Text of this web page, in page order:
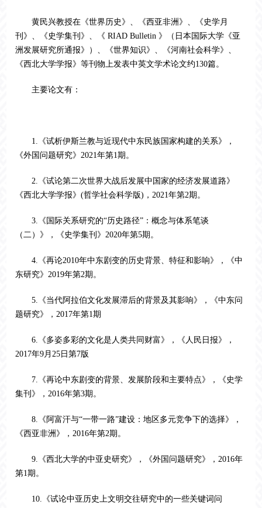
黄民兴教授在《世界历史》、《西亚非洲》、《史学月
刊》、《史学集刊》、《 RIAD Bulletin 》（日本国际大学《亚
洲发展研究所通报》）、《世界知识》、《河南社会科学》、
《西北大学学报》等刊物上发表中英文学术论文约130篇。
主要论文有：
1.《试析伊斯兰教与近现代中东民族国家构建的关系》，
《外国问题研究》2021年第1期。
2.《试论第二次世界大战后发展中国家的经济发展道路》
《西北大学学报》(哲学社会科学版) ，2021年第2期。
3.《国际关系研究的“历史路径”：概念与体系笔谈
（二）》，《史学集刊》2020年第5期。
4.《再论2010年中东剧变的历史背景、特征和影响》，《中
东研究》2019年第2期。
5.《当代阿拉伯文化发展滞后的背景及其影响》，《中东问
题研究》，2017年第1期
6.《多姿多彩的文化是人类共同财富》，《人民日报》，
2017年9月25日第7版
7.《再论中东剧变的背景、发展阶段和主要特点》，《史学
集刊》，2016年第3期。
8.《阿富汗与“一带一路”建设：地区多元竞争下的选择》，
《西亚非洲》，2016年第2期。
9.《西北大学的中亚史研究》，《外国问题研究》，2016年
第1期。
10.《试论中亚历史上文明交往研究中的一些关键词问